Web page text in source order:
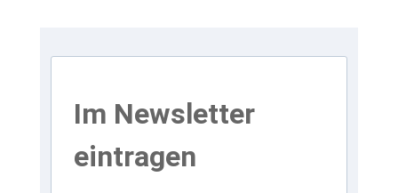
Im Newsletter
eintragen